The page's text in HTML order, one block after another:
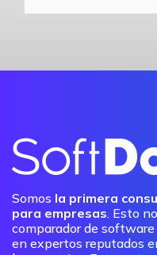
Somos la primera
para empresas. Esto
comparador de
en expertos reputados